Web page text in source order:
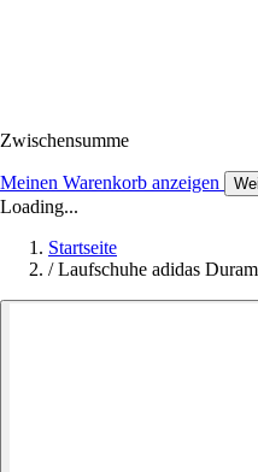
Zwischensumme
Meinen Warenkorb anzeigen
Loading...
Startseite
/ Laufschuhe adidas